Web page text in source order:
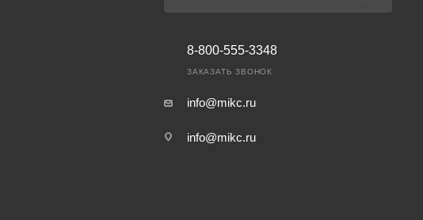
8-800-555-3348
ЗАКАЗАТЬ ЗВОНОК
info@mikc.ru
info@mikc.ru